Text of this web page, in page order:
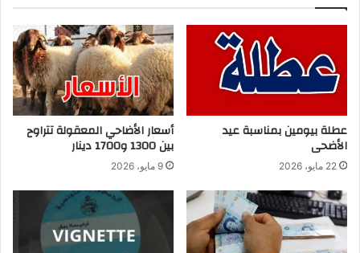
عطلة بيومين بمناسبة عيد
الأضحى
22 مايو، 2026
أسعار الأضاحي المعقولة تتراوح
بين 1300 و1700 دينار
9 مايو، 2026